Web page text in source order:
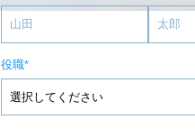
役職*